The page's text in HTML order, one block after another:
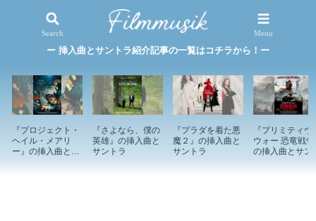
映画×音楽 特集記事
ー 挿入曲とサントラ紹介記事の一覧はコチラから！ー
『プロジェクト・
ヘイル・メアリ
ー』の挿入曲とサ
『さよなら、僕の
英雄』の挿入曲と
サントラ
『プラダを着た悪
魔２』の挿入曲と
サントラ
『プリミティヴ
ウォー 恐竜戦
の挿入曲とサン
Search Menu